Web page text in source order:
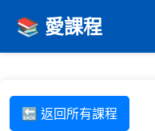
📚 愛課程
🔙 返回所有課程